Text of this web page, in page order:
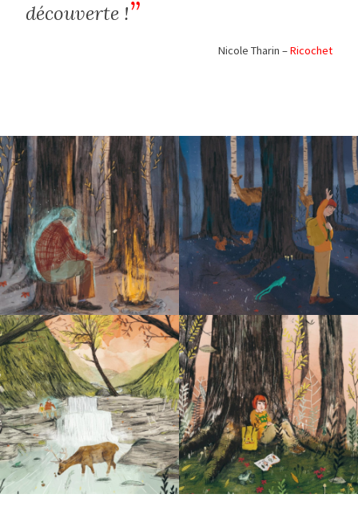
découverte !
Nicole Tharin –Ricochet